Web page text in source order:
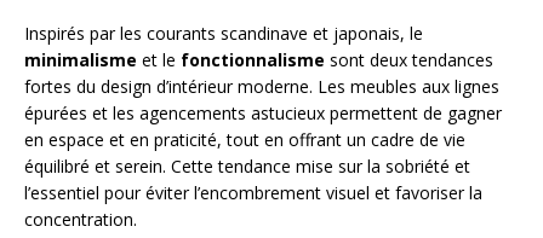
Inspirés par les courants scandinave et japonais, le
minimalisme et le fonctionnalisme sont deux tendances
fortes du design d’intérieur moderne. Les meubles aux lignes
épurées et les agencements astucieux permettent de gagner
en espace et en praticité, tout en offrant un cadre de vie
équilibré et serein. Cette tendance mise sur la sobriété et
l’essentiel pour éviter l’encombrement visuel et favoriser la
concentration.